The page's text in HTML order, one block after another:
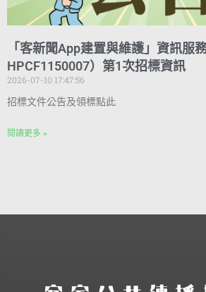
「客新聞App建置與維護」資訊服
HPCF1150007）第1次招標資訊
2026-07-10 17:47:56
招標文件公告及領標點此
閱讀更多 »